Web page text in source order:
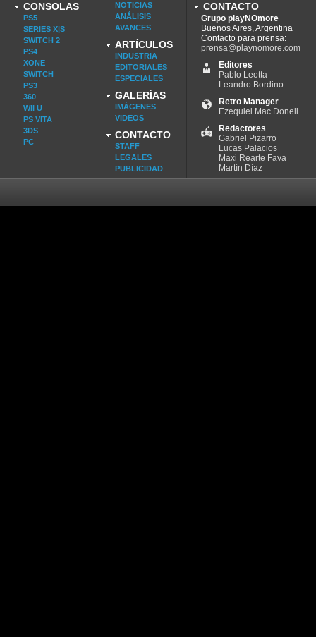
CONSOLAS
PS5
SERIES X|S
SWITCH 2
PS4
XONE
SWITCH
PS3
360
WII U
PS VITA
3DS
PC
NOTICIAS
ANÁLISIS
AVANCES
ARTÍCULOS
INDUSTRIA
EDITORIALES
ESPECIALES
GALERÍAS
IMÁGENES
VIDEOS
CONTACTO
STAFF
LEGALES
PUBLICIDAD
CONTACTO
Grupo playNOmore
Buenos Aires, Argentina
Contacto para prensa:
prensa@playnomore.com
Editores
Pablo Leotta
Leandro Bordino
Retro Manager
Ezequiel Mac Donell
Redactores
Gabriel Pizarro
Lucas Palacios
Maxi Rearte Fava
Martín Díaz